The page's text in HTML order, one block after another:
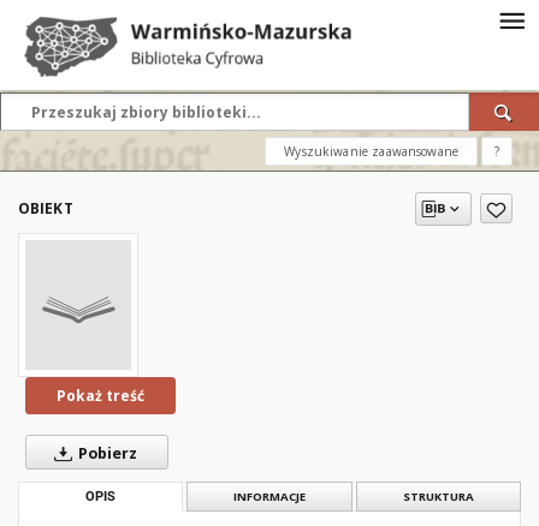
Wyszukiwanie zaawansowane ?
OBIEKT
Pokaż treść
Pobierz
OPIS INFORMACJE STRUKTURA